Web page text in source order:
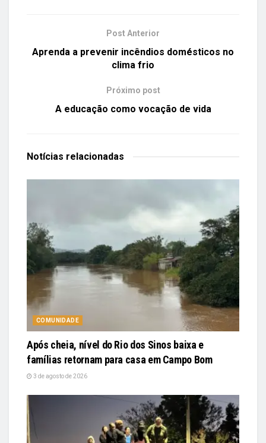
Post Anterior
Aprenda a prevenir incêndios domésticos no
clima frio
Próximo post
A educação como vocação de vida
Notícias relacionadas
COMUNIDADE
Após cheia, nível do Rio dos Sinos baixa e
famílias retornam para casa em Campo Bom
3 de agosto de 2026